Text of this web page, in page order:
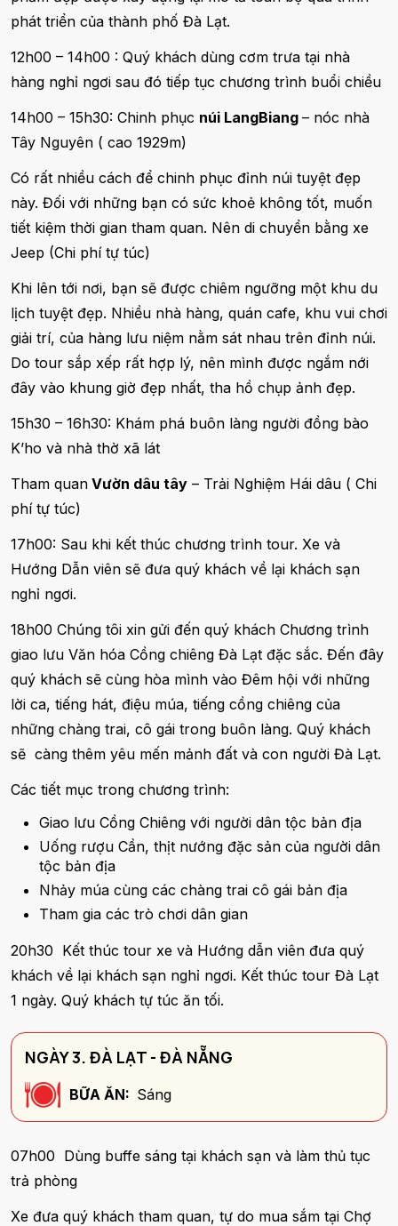
phát triển của thành phố Đà Lạt.
12h00 – 14h00 : Quý khách dùng cơm trưa tại nhà
hàng nghỉ ngơi sau đó tiếp tục chương trình buổi chiều
14h00 – 15h30: Chinh phục núi LangBiang – nóc nhà
Tây Nguyên ( cao 1929m)
Có rất nhiều cách để chinh phục đỉnh núi tuyệt đẹp
này. Đối với những bạn có sức khoẻ không tốt, muốn
tiết kiệm thời gian tham quan. Nên di chuyển bằng xe
Jeep (Chi phí tự túc)
Khi lên tới nơi, bạn sẽ được chiêm ngưỡng một khu du
lịch tuyệt đẹp. Nhiều nhà hàng, quán cafe, khu vui chơi
giải trí, của hàng lưu niệm nằm sát nhau trên đỉnh núi.
Do tour sắp xếp rất hợp lý, nên mình được ngắm nới
đây vào khung giờ đẹp nhất, tha hồ chụp ảnh đẹp.
15h30 – 16h30: Khám phá buôn làng người đồng bào
K’ho và nhà thờ xã lát
Tham quan Vườn dâu tây – Trải Nghiệm Hái dâu ( Chi
phí tự túc)
17h00: Sau khi kết thúc chương trình tour. Xe và
Hướng Dẫn viên sẽ đưa quý khách về lại khách sạn
nghỉ ngơi.
18h00 Chúng tôi xin gửi đến quý khách Chương trình
giao lưu Văn hóa Cồng chiêng Đà Lạt đặc sắc. Đến đây
quý khách sẽ cùng hòa mình vào Đêm hội với những
lời ca, tiếng hát, điệu múa, tiếng cồng chiêng của
những chàng trai, cô gái trong buôn làng. Quý khách
sẽ càng thêm yêu mến mảnh đất và con người Đà Lạt.
Các tiết mục trong chương trình:
Giao lưu Cồng Chiêng với người dân tộc bản địa
Uống rượu Cần, thịt nướng đặc sản của người dân
tộc bản địa
Nhảy múa cùng các chàng trai cô gái bản địa
Tham gia các trò chơi dân gian
20h30 Kết thúc tour xe và Hướng dẫn viên đưa quý
khách về lại khách sạn nghỉ ngơi. Kết thúc tour Đà Lạt
1 ngày. Quý khách tự túc ăn tối.
NGÀY 3. ĐÀ LẠT - ĐÀ NẴNG
BỮA ĂN: Sáng
07h00 Dùng buffe sáng tại khách sạn và làm thủ tục
trả phòng
Xe đưa quý khách tham quan, tự do mua sắm tại Chợ